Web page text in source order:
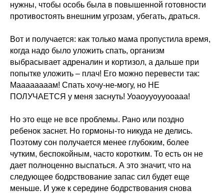
нужны, чтобы особь была в повышенной готовности
противостоять внешним угрозам, убегать, драться.
Вот и получается: как только мама пропустила время,
когда надо было уложить спать, организм
выбрасывает адреналин и кортизол, а дальше при
попытке уложить – плач! Его можно перевести так:
Маааааааам! Спать хочу-не-могу, но НЕ
ПОЛУЧАЕТСЯ у меня заснуть! Уоаоууоууооааа!
Но это еще не все проблемы. Рано или поздно
ребенок заснет. Но гормоны-то никуда не делись.
Поэтому сон получается менее глубоким, более
чутким, беспокойным, часто коротким. То есть он не
дает полноценно выспаться. А это значит, что на
следующее бодрствование запас сил будет еще
меньше. И уже к середине бодрствования снова